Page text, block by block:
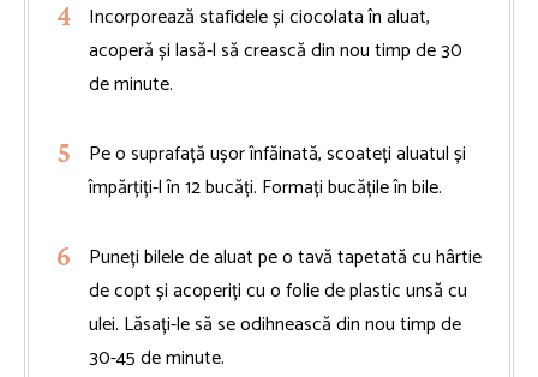
Incorporează stafidele și ciocolata în aluat,
acoperă și lasă-l să crească din nou timp de 30
de minute.
Pe o suprafață ușor înfăinată, scoateți aluatul și
împărțiți-l în 12 bucăți. Formați bucățile în bile.
Puneți bilele de aluat pe o tavă tapetată cu hârtie
de copt și acoperiți cu o folie de plastic unsă cu
ulei. Lăsați-le să se odihnească din nou timp de
30-45 de minute.